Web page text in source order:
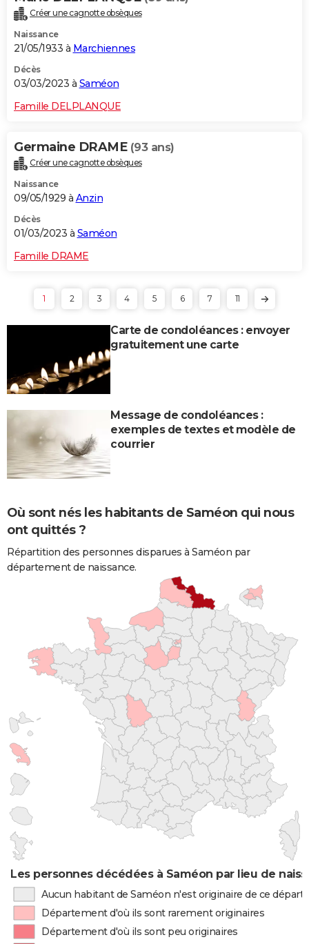
Créer une cagnotte obsèques
Naissance
21/05/1933 à Marchiennes
Décès
03/03/2023 à Saméon
Famille DELPLANQUE
Germaine DRAME (93 ans)
Créer une cagnotte obsèques
Naissance
09/05/1929 à Anzin
Décès
01/03/2023 à Saméon
Famille DRAME
1 2 3 4 5 6 7 11
Carte de condoléances : envoyer
gratuitement une carte
Message de condoléances :
exemples de textes et modèle de
courrier
Où sont nés les habitants de Saméon qui nous
ont quittés ?
Répartition des personnes disparues à Saméon par
département de naissance.
Les personnes décédées à Saméon par lieu de
Aucun habitant de Saméon n'est originaire de ce
Département d'où ils sont rarement originaires
Département d'où ils sont peu originaires